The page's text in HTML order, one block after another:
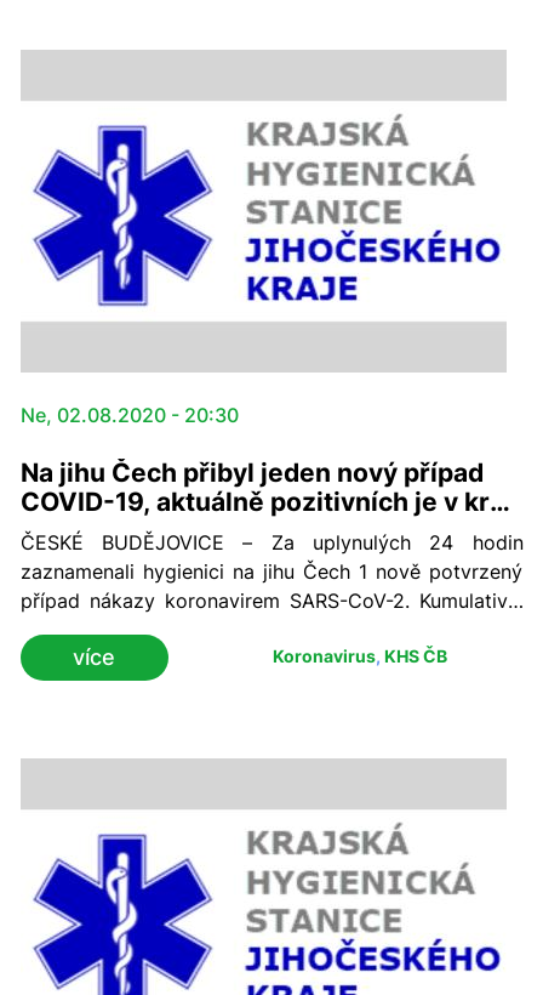
Ne, 02.08.2020 - 20:30
Na jihu Čech přibyl jeden nový případ
COVID-19, aktuálně pozitivních je v kraji
147 osob
ČESKÉ BUDĚJOVICE – Za uplynulých 24 hodin
zaznamenali hygienici na jihu Čech 1 nově potvrzený
případ nákazy koronavirem SARS-CoV-2. Kumulativní
počet nemocných s diagnózou COVID-19 se k nedělní
18. hodině v regionu zvýšil na 353. Vyléčených je nyní
v jižních Čechách 200 a aktuálně pozitivních 147
více Koronavirus,KHS ČB